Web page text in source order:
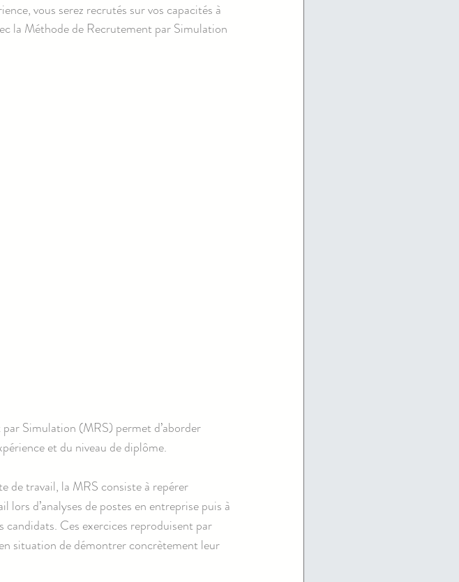
vous serez recrutés sur vos capacités à
la Méthode de Recrutement par Simulation
Simulation (MRS) permet d’aborder
et du niveau de diplôme.
de travail, la MRS consiste à repérer
lors d’analyses de postes en entreprise puis à
candidats. Ces exercices reproduisent par
situation de démontrer concrètement leur